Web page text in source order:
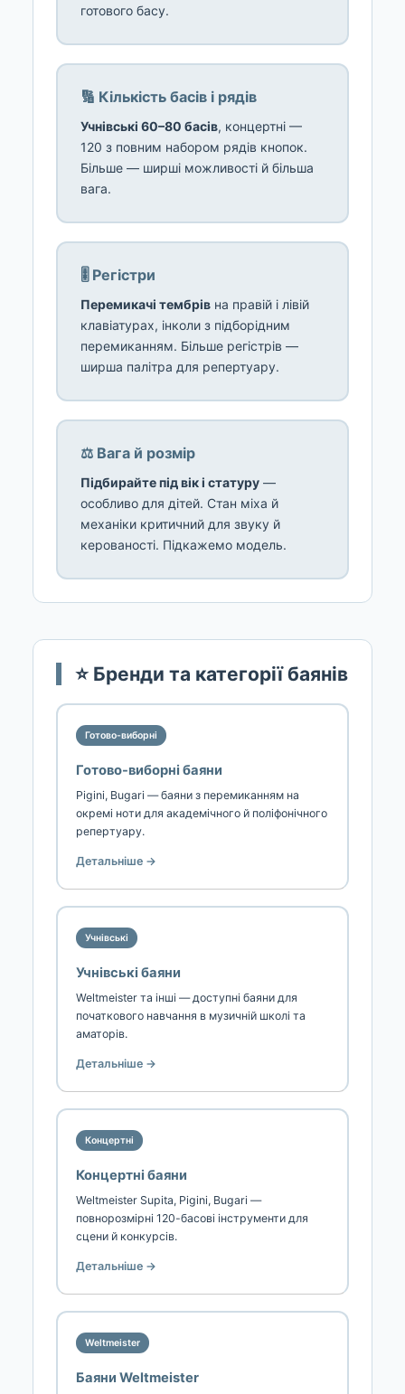
готового басу.
🔢 Кількість басів і рядів
Учнівські 60–80 басів, концертні —
120 з повним набором рядів кнопок.
Більше — ширші можливості й більша
вага.
🎚️ Регістри
Перемикачі тембрів на правій і лівій
клавіатурах, інколи з підборідним
перемиканням. Більше регістрів —
ширша палітра для репертуару.
⚖️ Вага й розмір
Підбирайте під вік і статуру —
особливо для дітей. Стан міха й
механіки критичний для звуку й
керованості. Підкажемо модель.
⭐ Бренди та категорії баянів
Готово-виборні
Готово-виборні баяни
Pigini, Bugari — баяни з перемиканням на
окремі ноти для академічного й поліфонічного
репертуару.
Детальніше →
Учнівські
Учнівські баяни
Weltmeister та інші — доступні баяни для
початкового навчання в музичній школі та
аматорів.
Детальніше →
Концертні
Концертні баяни
Weltmeister Supita, Pigini, Bugari —
повнорозмірні 120-басові інструменти для
сцени й конкурсів.
Детальніше →
Weltmeister
Баяни Weltmeister